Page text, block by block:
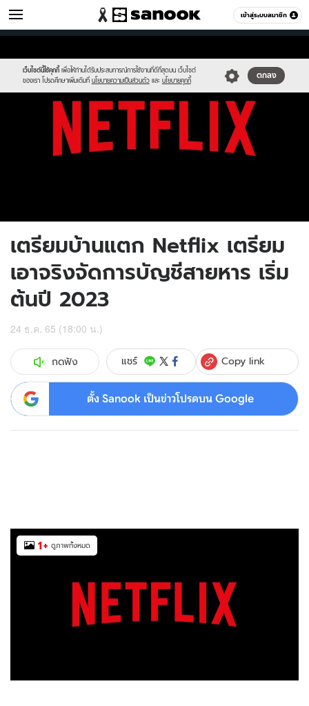
เข้าสู่ระบบสมาชิก
ไอที หมวดอื่นๆ
เว็บไซต์นี้ใช้คุกกี้ เพื่อให้ท่านได้รับประสบการณ์การใช้งานที่ดีที่สุดบน เว็บไซต์
ของเรา โปรดศึกษาเพิ่มเติมที่ นโยบายความเป็นส่วนตัว และ นโยบายคุกกี้
ตกลง
new-
sanook.png
เตรียมบ้านแตก Netflix เตรียม
เอาจริงจัดการบัญชีสายหาร เริ่ม
ต้นปี 2023
24 ธ.ค. 65 (18:00 น.)
กดฟัง แชร์ Copy link
ตั้ง Sanook เป็นข่าวโปรดบน Google
1+ ดูภาพทั้งหมด